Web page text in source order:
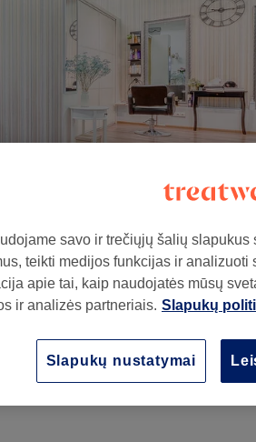
Nagų dailė
savo ir trečiųjų šalių
teikti medijos funkcijas ir analizuoti
apie tai, kaip naudojatės mūsų
ir analizės partneriais. Slapukų
Slapukų nustatymai